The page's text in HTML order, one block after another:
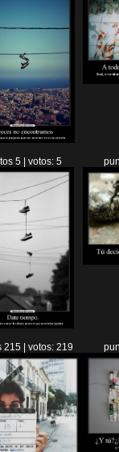
5 | votos: 5
215 | votos: 219